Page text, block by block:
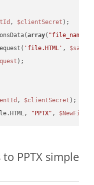
, $clientSecret
array( "file_name"
'file.HTML' ,
);
, $clientSecret
"PPTX" , $NewFile
PPTX simple